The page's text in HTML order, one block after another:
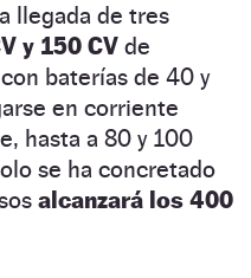
llegada de tres
y 150 CV de
baterías de 40 y
en corriente
hasta a 80 y 100
se ha concretado
alcanzará los 400